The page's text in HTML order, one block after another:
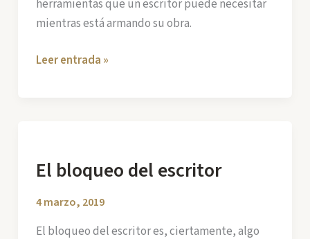
herramientas que un escritor puede necesitar
mientras está armando su obra.
Procesadores
Leer entrada »
El bloqueo del escritor
4 marzo, 2019
El bloqueo del escritor es, ciertamente, algo